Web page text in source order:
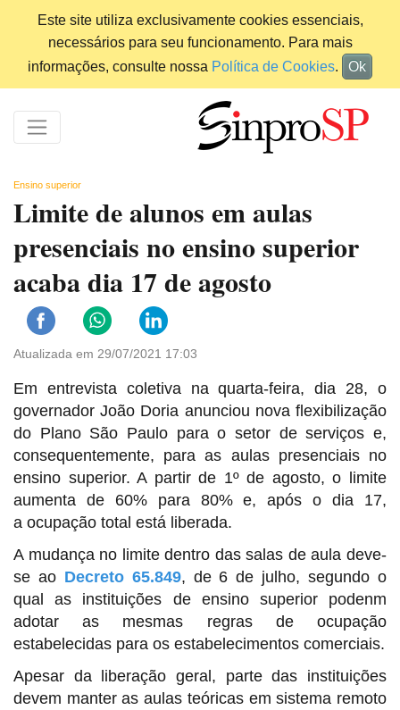
Este site utiliza exclusivamente cookies essenciais,
necessários para seu funcionamento. Para mais
informações, consulte nossa Política de Cookies. Ok
Ensino superior
Limite de alunos em aulas
presenciais no ensino superior
acaba dia 17 de agosto
Atualizada em 29/07/2021 17:03
Em entrevista coletiva na quarta-feira, dia 28, o
governador João Doria anunciou nova flexibilização
do Plano São Paulo para o setor de serviços e,
consequentemente, para as aulas presenciais no
ensino superior. A partir de 1º de agosto, o limite
aumenta de 60% para 80% e, após o dia 17,
a ocupação total está liberada.
A mudança no limite dentro das salas de aula deve-
se ao Decreto 65.849, de 6 de julho, segundo o
qual as instituições de ensino superior podenm
adotar as mesmas regras de ocupação
estabelecidas para os estabelecimentos comerciais.
Apesar da liberação geral, parte das instituições
devem manter as aulas teóricas em sistema remoto